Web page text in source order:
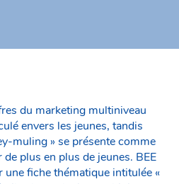
du marketing multiniveau
envers les jeunes, tandis
muling » se présente comme
plus en plus de jeunes. BEE
une fiche thématique intitulée «